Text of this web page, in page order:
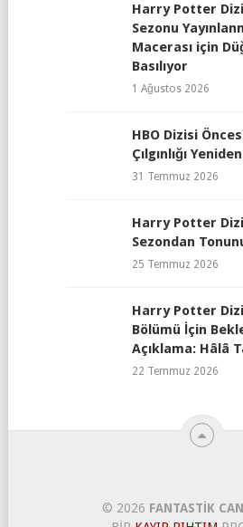
Harry Potter
Sezonu
Macerası için
Basılıyor
1 Ağustos 2026
HBO Dizisi
Çılgınlığı
31 Temmuz 2026
Harry Potter
Sezondan
25 Temmuz 2026
Harry Potter
Bölümü İçin
Açıklama: Hâlâ
22 Temmuz 2026
© 2026 FANTASTIK